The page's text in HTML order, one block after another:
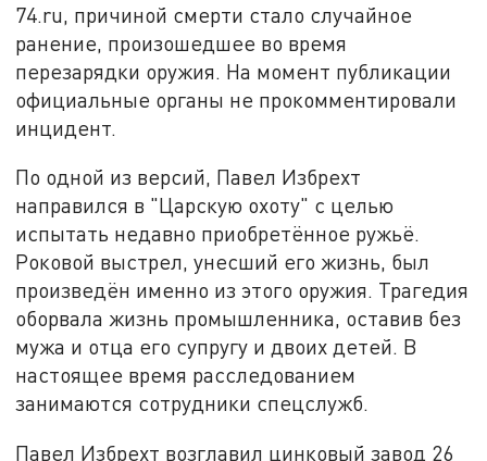
74.ru, причиной смерти стало случайное
ранение, произошедшее во время
перезарядки оружия. На момент публикации
официальные органы не прокомментировали
инцидент.
По одной из версий, Павел Избрехт
направился в "Царскую охоту" с целью
испытать недавно приобретённое ружьё.
Роковой выстрел, унесший его жизнь, был
произведён именно из этого оружия. Трагедия
оборвала жизнь промышленника, оставив без
мужа и отца его супругу и двоих детей. В
настоящее время расследованием
занимаются сотрудники спецслужб.
Павел Избрехт возглавил цинковый завод 26